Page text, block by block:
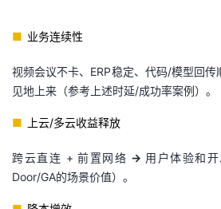
■ 业务连续性
视频会议不卡、ERP稳定、代码/模型回
见地上来（参考上述时延/成功率案例）。
■ 上云/多云收益释放
跨云直连 + 前置网络 → 用户体验和
Door/GA的场景价值）。